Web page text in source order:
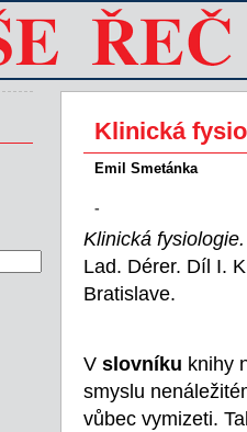
Klinická
Emil Smetánka
-
Klinická
Lad. Dérer. Díl I.
Bratislave.
V slovníku knihy
smyslu
vůbec vymizeti.